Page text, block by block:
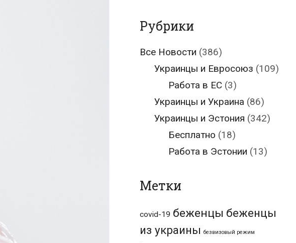
Рубрики
Все Новости (386)
Украинцы и Евросоюз (109)
Работа в ЕС (3)
Украинцы и Украина (86)
Украинцы и Эстония (342)
Бесплатно (18)
Работа в Эстонии (13)
Метки
covid-19 беженцы беженцы
из украины безвизовый режим